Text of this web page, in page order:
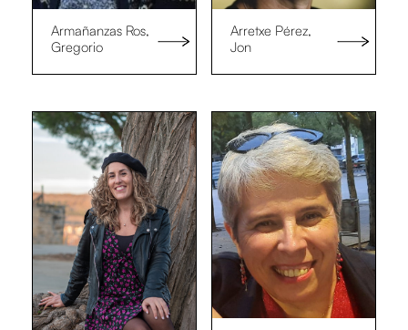
Armañanzas Ros,
Gregorio
Arretxe Pérez,
Jon